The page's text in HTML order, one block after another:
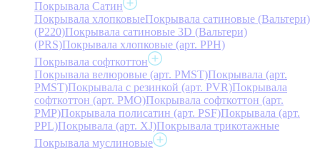
Покрывала Сатин
Покрывала хлопковыеПокрывала сатиновые (Вальтери)
(P220)Покрывала сатиновые 3D (Вальтери)
(PRS)Покрывала хлопковые (арт. PPH)
Покрывала софткоттон
Покрывала велюровые (арт. PMST)Покрывала (арт.
PMST)Покрывала с резинкой (арт. PVR)Покрывала
софткоттон (арт. PMO)Покрывала софткоттон (арт.
PMP)Покрывала полисатин (арт. PSF)Покрывала (арт.
PPL)Покрывала (арт. XJ)Покрывала трикотажные
Покрывала муслиновые